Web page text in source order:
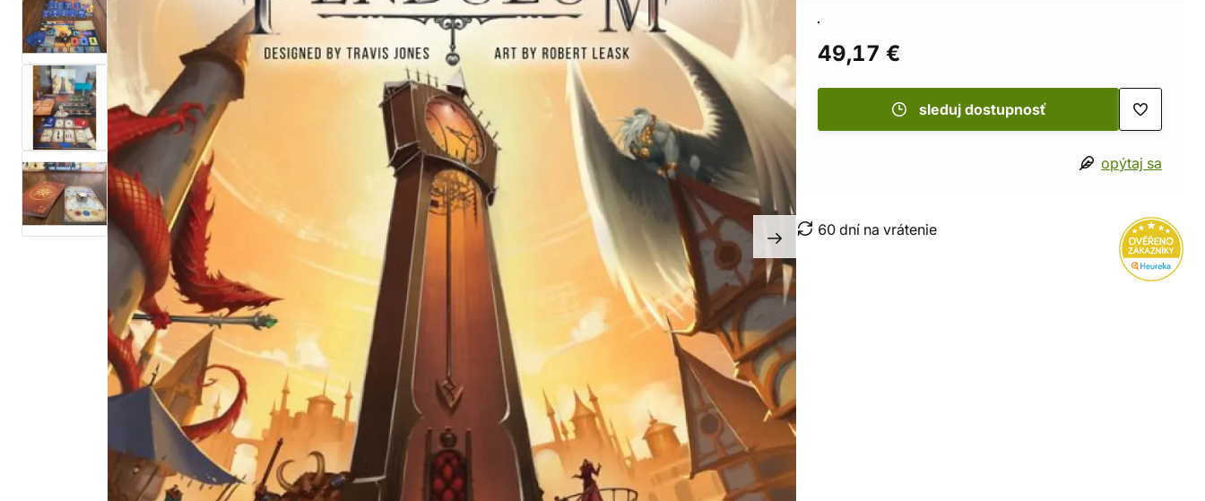
49,17 €
sleduj dostupnosť
opýtaj sa
60 dní na vrátenie